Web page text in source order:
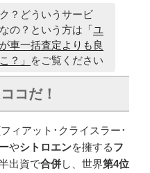
？どういうサービ
の？という方は「ユ
車一括査定よりも良
？」
をご覧ください
コだ！
ィアット･クライスラー･
やシトロエンを擁するフ
出資で合併し、世界第4位